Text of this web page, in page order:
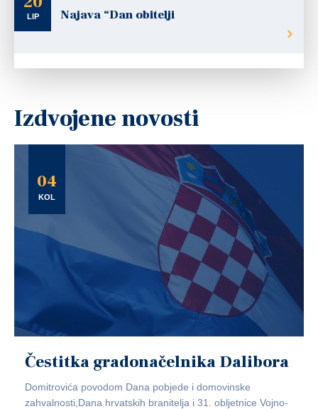
LIP Najava “Dan obitelji
Izdvojene novosti
04
KOL
Čestitka gradonačelnika Dalibora
Domitrovića povodom Dana pobjede i domovinske
zahvalnosti,Dana hrvatskih branitelja i 31. obljetnice Vojno-